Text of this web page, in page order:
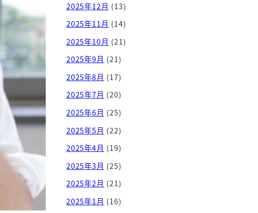
2025年12月 (13)
2025年11月 (14)
2025年10月 (21)
2025年9月 (21)
2025年8月 (17)
2025年7月 (20)
2025年6月 (25)
2025年5月 (22)
2025年4月 (19)
2025年3月 (25)
2025年2月 (21)
2025年1月 (16)